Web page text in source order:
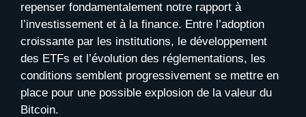
repenser fondamentalement notre rapport à
l’investissement et à la finance. Entre l’adoption
croissante par les institutions, le développement
des ETFs et l’évolution des réglementations, les
conditions semblent progressivement se mettre en
place pour une possible explosion de la valeur du
Bitcoin.